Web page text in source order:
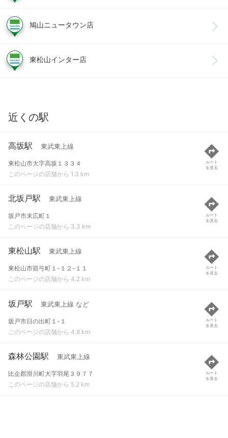
鳩山ニュータウン店
東松山インター店
近くの駅
高坂駅 東武東上線
東松山市大字高坂１３３４
このページの店舗から 1.3 km
ルート
を見る
北坂戸駅 東武東上線
坂戸市末広町１
このページの店舗から 3.3 km
ルート
を見る
東松山駅 東武東上線
東松山市箭弓町１-１２-１１
このページの店舗から 4.2 km
ルート
を見る
坂戸駅 東武東上線 など
坂戸市日の出町１-１
このページの店舗から 4.8 km
ルート
を見る
森林公園駅 東武東上線
比企郡滑川町大字羽尾３９７７
このページの店舗から 5.2 km
ルート
を見る